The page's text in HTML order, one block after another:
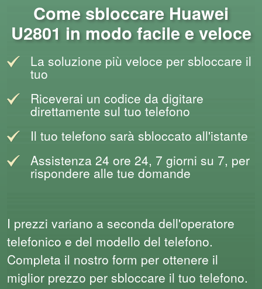
Come sbloccare Huawei
U2801 in modo facile e veloce
La soluzione più veloce per sbloccare il
tuo
Riceverai un codice da digitare
direttamente sul tuo telefono
Il tuo telefono sarà sbloccato all'istante
Assistenza 24 ore 24, 7 giorni su 7, per
rispondere alle tue domande
I prezzi variano a seconda dell'operatore
telefonico e del modello del telefono.
Completa il nostro form per ottenere il
miglior prezzo per sbloccare il tuo telefono.